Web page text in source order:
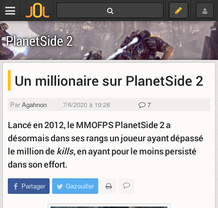
PlanetSide 2
Un millionaire sur PlanetSide 2
Par Agahnon 7/6/2020 à 19:28 7
Lancé en 2012, le MMOFPS PlanetSide 2 a
désormais dans ses rangs un joueur ayant dépassé
le million de kills, en ayant pour le moins persisté
dans son effort.
Partager Gazouiller